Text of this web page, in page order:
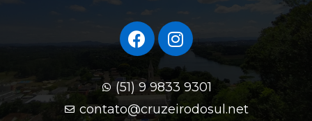
(51) 9 9833 9301
contato@cruzeirodosul.net